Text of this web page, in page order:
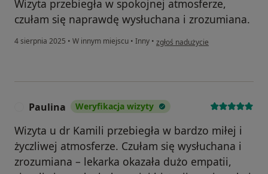
Wizyta przebiegła w spokojnej atmosferze,
czułam się naprawdę wysłuchana i zrozumiana.
4 sierpnia 2025 • W innym miejscu • Inny • w opinii użytkownika Alicja
zgłoś nadużycie
Paulina Weryfikacja wizyty
Wizyta u dr Kamili przebiegła w bardzo miłej i
życzliwej atmosferze. Czułam się wysłuchana i
zrozumiana – lekarka okazała dużo empatii,